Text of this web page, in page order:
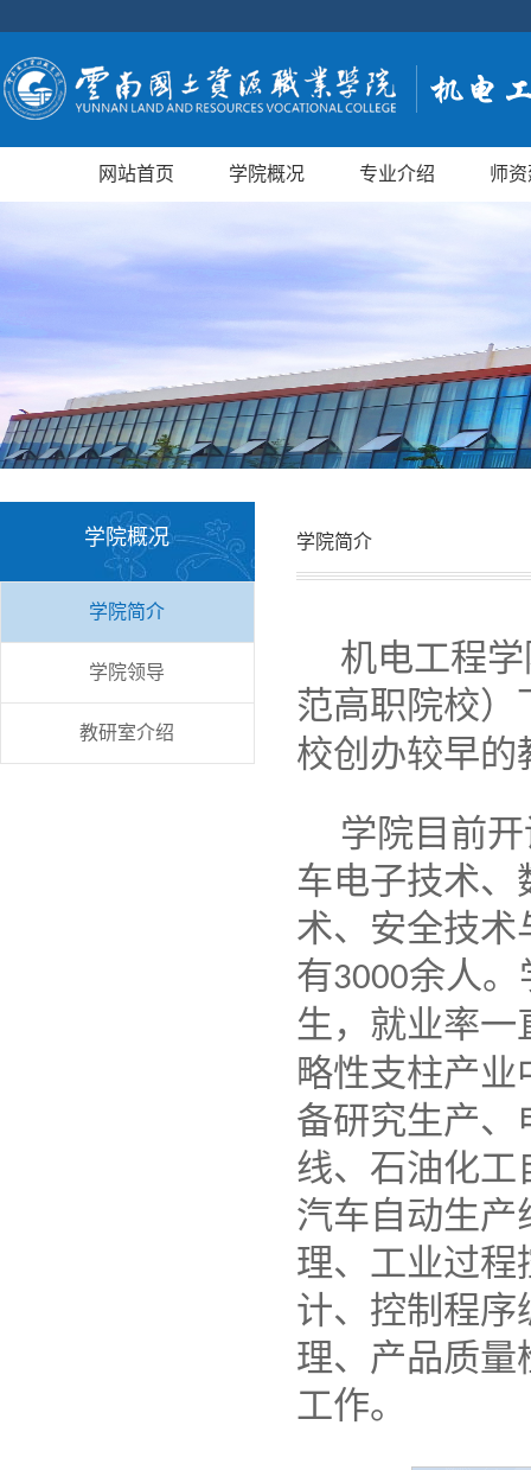
网站首页 学院概况 专业介绍 师
学院概况
学院简介
学院领导
教研室介绍
学院简介
机电工程
范高职院校）
校创办较早的
学院目前
车电子技术
术、安全技术
有3000余人。
生，就业率一
略性支柱产业
备研究生产、
线、石油化工
汽车自动生产
理、工业过程
计、控制程序
理、产品质量
工作。